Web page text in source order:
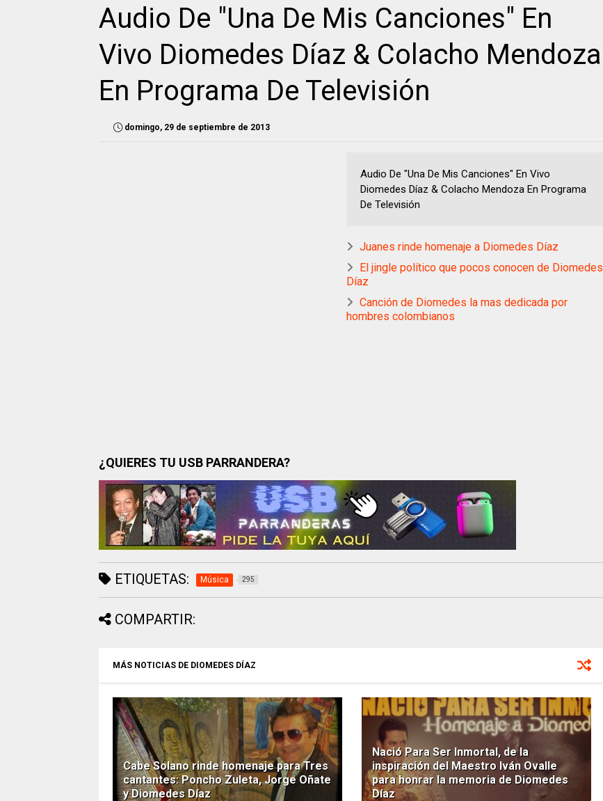
Audio De "Una De Mis Canciones" En
Vivo Diomedes Díaz & Colacho Mendoza
En Programa De Televisión
domingo, 29 de septiembre de 2013
Audio De "Una De Mis Canciones" En Vivo
Diomedes Díaz & Colacho Mendoza En Programa
De Televisión
Juanes rinde homenaje a Diomedes Díaz
El jingle político que pocos conocen de Diomedes
Díaz
Canción de Diomedes la mas dedicada por
hombres colombianos
¿QUIERES TU USB PARRANDERA?
ETIQUETAS: Música 295
COMPARTIR:
MÁS NOTICIAS DE DIOMEDES DÍAZ
Cabe Solano rinde homenaje para Tres
cantantes: Poncho Zuleta, Jorge Oñate
y Diomedes Díaz
Nació Para Ser Inmortal, de la
inspiración del Maestro Iván Ovalle
para honrar la memoria de Diomedes
Díaz